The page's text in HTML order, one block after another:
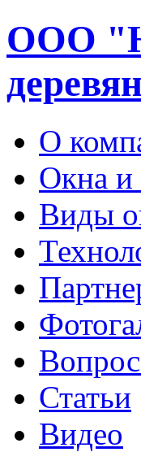
ООО
О
Окна
Виды
Статьи
Видео